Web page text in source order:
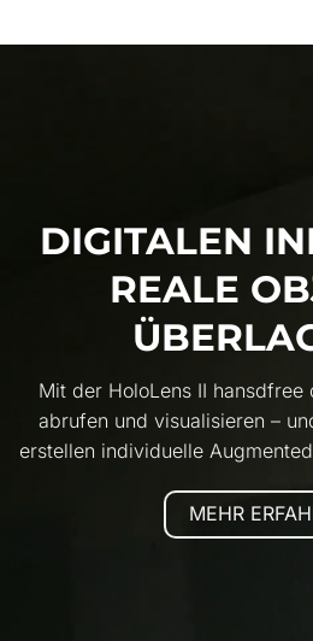
DIGITALEN
REALE
Mit der HoloLens II
abrufen und visualisieren –
erstellen individuelle
MEHR